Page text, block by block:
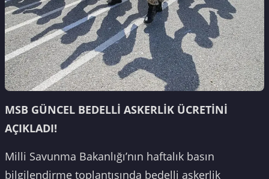
MSB GÜNCEL BEDELLİ ASKERLİK ÜCRETİNİ
AÇIKLADI!
Milli Savunma Bakanlığı’nın haftalık basın
bilgilendirme toplantısında bedelli askerlik